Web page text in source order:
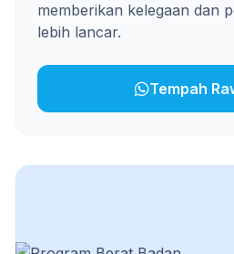
memberikan kelegaan dan
lebih lancar.
Tempah